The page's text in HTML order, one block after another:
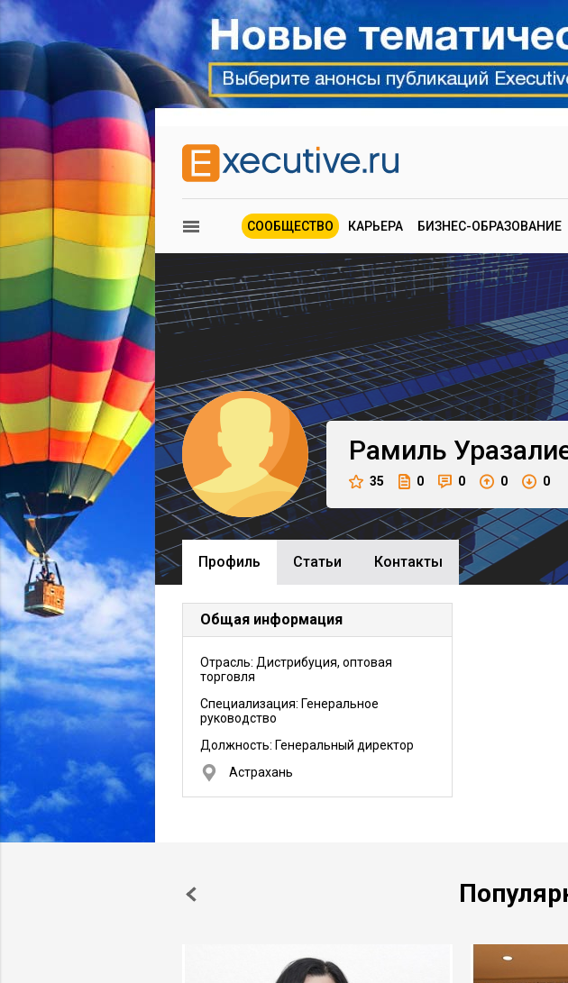
СООБЩЕСТВО КАРЬЕРА БИЗНЕС-ОБРАЗОВАНИЕ
Рамиль
35 0 0 0 0
Профиль Cтатьи Контакты
Общая информация
Отрасль: Дистрибуция, оптовая
торговля
Специализация: Генеральное
руководство
Должность: Генеральный директор
Астрахань